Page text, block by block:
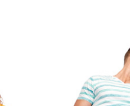
di persone
che vogliano